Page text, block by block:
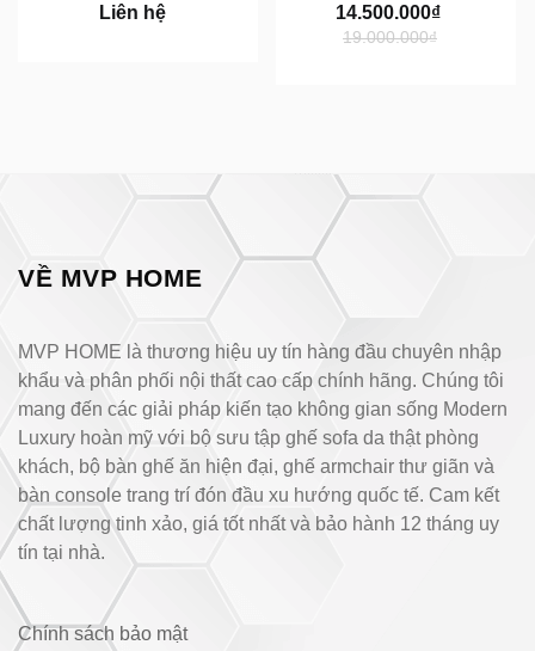
Liên hệ
14.500.000₫
19.000.000₫
VỀ MVP HOME
MVP HOME là thương hiệu uy tín hàng đầu chuyên nhập
khẩu và phân phối nội thất cao cấp chính hãng. Chúng tôi
mang đến các giải pháp kiến tạo không gian sống Modern
Luxury hoàn mỹ với bộ sưu tập ghế sofa da thật phòng
khách, bộ bàn ghế ăn hiện đại, ghế armchair thư giãn và
bàn console trang trí đón đầu xu hướng quốc tế. Cam kết
chất lượng tinh xảo, giá tốt nhất và bảo hành 12 tháng uy
tín tại nhà.
Chính sách bảo mật